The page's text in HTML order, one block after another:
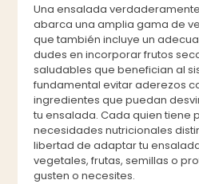
Una ensalada
abarca una amplia gama de
que también incluye un
dudes en incorporar frutos
saludables que benefician al
fundamental evitar aderezos
ingredientes que puedan
tu ensalada. Cada quien tiene
necesidades nutricionales
libertad de adaptar tu
vegetales, frutas, semillas o
gusten o necesites.